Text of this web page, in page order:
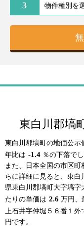
3
東白川郡塙
東白川郡塙町の地価公示
年比は -1.4 ％の下落でし
また、日本全国の市区町
らに詳細に見ると、東
県東白川郡塙町大字塙
たりの単価は 2.6 万円、
上石井字仲堀５６番１外
円です。